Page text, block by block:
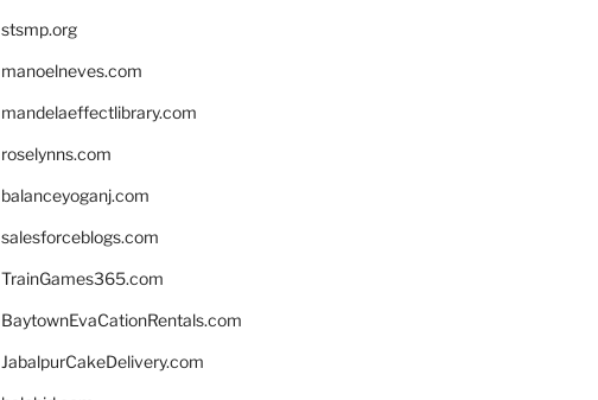
stsmp.org
manoelneves.com
mandelaeffectlibrary.com
roselynns.com
balanceyoganj.com
salesforceblogs.com
TrainGames365.com
BaytownEvaCationRentals.com
JabalpurCakeDelivery.com